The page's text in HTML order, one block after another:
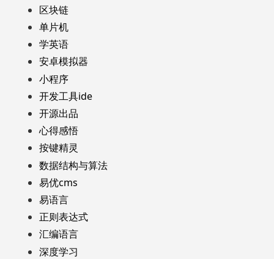
区块链
单片机
学英语
安卓模拟器
小程序
开发工具ide
开源出品
心得感悟
按键精灵
数据结构与算法
易优cms
易语言
正则表达式
汇编语言
深度学习